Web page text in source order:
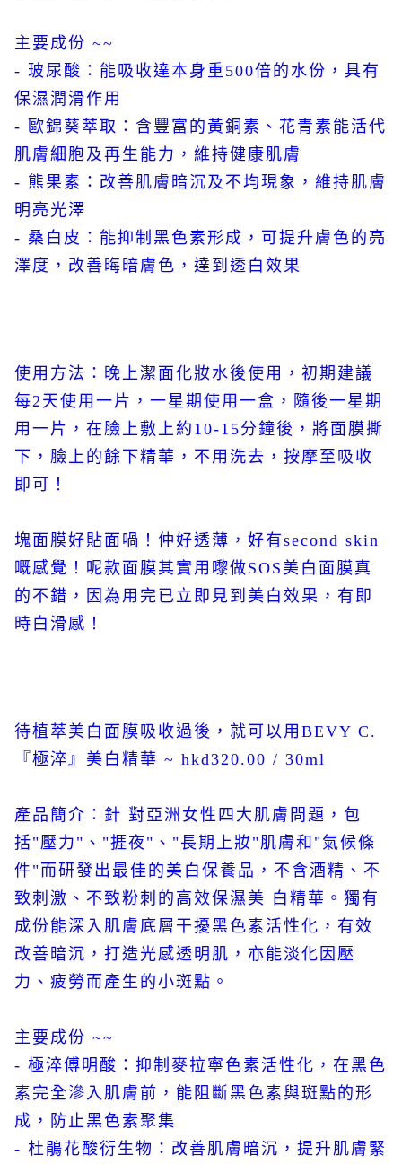
主要成份 ~~
- 玻尿酸：能吸收達本身重500倍的水份，具有
保濕潤滑作用
- 歐錦葵萃取：含豐富的黃銅素、花青素能活代
肌膚細胞及再生能力，維持健康肌膚
- 熊果素：改善肌膚暗沉及不均現象，維持肌膚
明亮光澤
- 桑白皮：能抑制黑色素形成，可提升膚色的亮
澤度，改善晦暗膚色，達到透白效果
使用方法：晚上潔面化妝水後使用，初期建議
每2天使用一片，一星期使用一盒，隨後一星期
用一片，在臉上敷上約10-15分鐘後，將面膜撕
下，臉上的餘下精華，不用洗去，按摩至吸收
即可！
塊面膜好貼面喎！仲好透薄，好有second skin
嘅感覺！呢款面膜其實用嚟做SOS美白面膜真
的不錯，因為用完已立即見到美白效果，有即
時白滑感！
待植萃美白面膜吸收過後，就可以用BEVY C.
『極淬』美白精華 ~ hkd320.00 / 30ml
產品簡介：針 對亞洲女性四大肌膚問題，包
括"壓力"、"捱夜"、"長期上妝"肌膚和"氣候條
件"而研發出最佳的美白保養品，不含酒精、不
致刺激、不致粉刺的高效保濕美 白精華。獨有
成份能深入肌膚底層干擾黑色素活性化，有效
改善暗沉，打造光感透明肌，亦能淡化因壓
力、疲勞而產生的小斑點。
主要成份 ~~
- 極淬傅明酸：抑制麥拉寧色素活性化，在黑色
素完全滲入肌膚前，能阻斷黑色素與斑點的形
成，防止黑色素聚集
- 杜鵑花酸衍生物：改善肌膚暗沉，提升肌膚緊